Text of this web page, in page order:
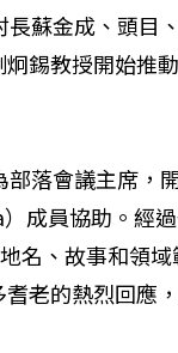
蘇金成、頭目
錫教授開始推
落會議主席，
成員協助。經
名、故事和領域
老的熱烈回應